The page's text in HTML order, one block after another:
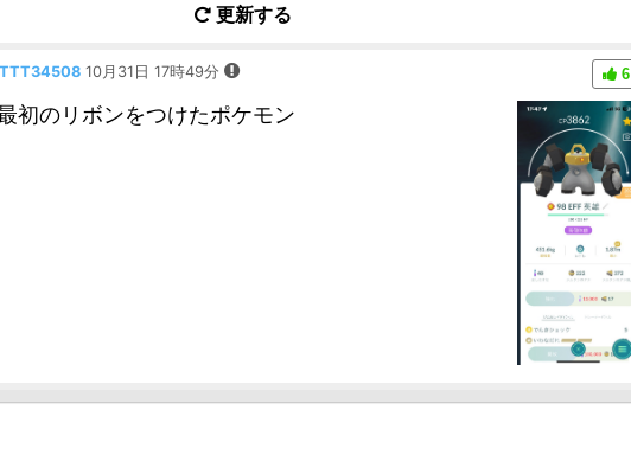
更新する
10月31日 17時49分 6
初のリボンをつけたポケモン